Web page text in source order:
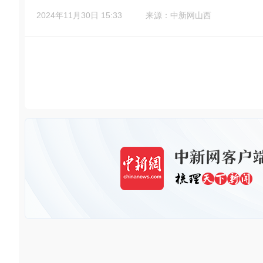
2024年11月30日 15:33 来源：中新网山西